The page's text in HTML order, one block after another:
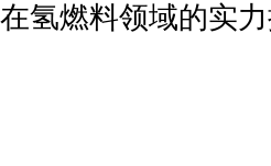
在氢燃料领域的实力